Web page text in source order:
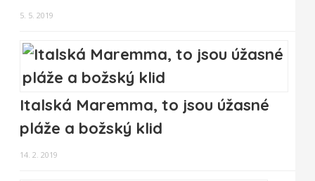
5. 5. 2019
Italská Maremma, to jsou úžasné
pláže a božský klid
14. 2. 2019